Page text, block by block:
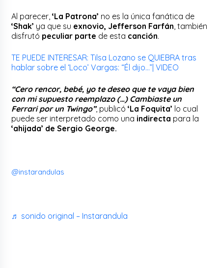
Al parecer,‘La Patrona’ no es la única fanática de
‘Shak’ ya que su exnovio, Jefferson Farfán , también
disfrutó peculiar parte de esta canción.
TE PUEDE INTERESAR: Tilsa Lozano se QUIEBRA tras
hablar sobre el ‘Loco’ Vargas: “Él dijo…”| VIDEO
“Cero rencor, bebé, yo te deseo que te vaya bien
con mi supuesto reemplazo (…) Cambiaste un
Ferrari por un Twingo”, publicó ‘La Foquita’ lo cual
puede ser interpretado como una indirecta para la
‘ahijada’ de Sergio George.
@instarandulas
♬ sonido original – Instarandula